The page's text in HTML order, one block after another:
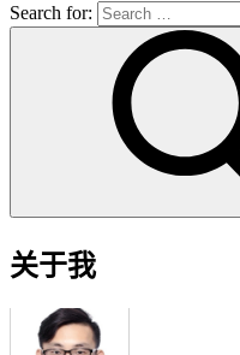
Search for:
关于我